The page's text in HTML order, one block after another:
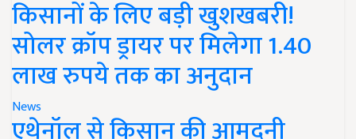
किसानों के लिए बड़ी खुशखबरी!
सोलर क्रॉप ड्रायर पर मिलेगा 1.40
लाख रुपये तक का अनुदान
News